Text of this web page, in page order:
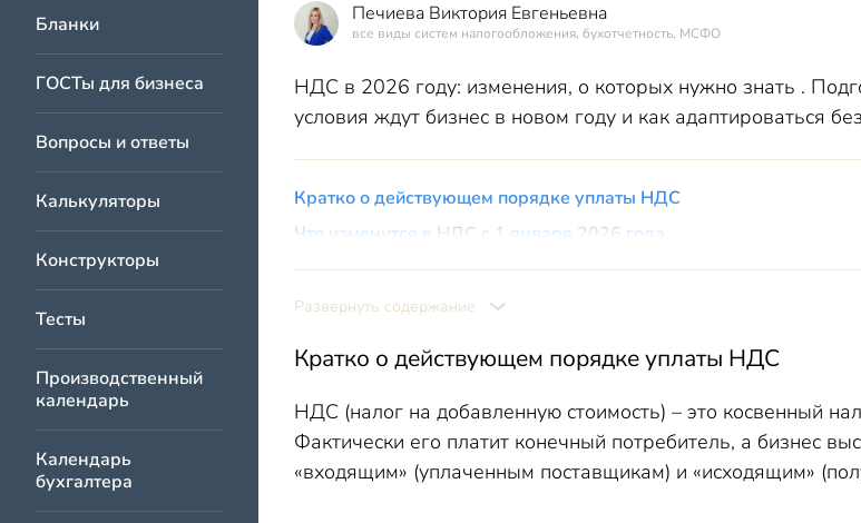
Бланки
ГОСТы для бизнеса
Вопросы и ответы
Калькуляторы
Конструкторы
Тесты
Производственный
календарь
Календарь
бухгалтера
Печиева Виктория Евгеньевна
все виды систем налогообложения, бухотчетность, МСФО
НДС в 2026 году: изменения, о которых нужно знать .
условия ждут бизнес в новом году и как адаптироваться
Кратко о действующем порядке уплаты НДС
Что изменится в НДС с 1 января 2026 года
Изменение лимита по НДС на УСН
Нулевая ставка НДС на 2026 год
НДС в туриндустрии
Заключение
Развернуть содержание
Кратко о действующем порядке уплаты НДС
НДС (налог на добавленную стоимость) – это косвенный
Фактически его платит конечный потребитель, а бизнес
«входящим» (уплаченным поставщикам) и «исходящим»